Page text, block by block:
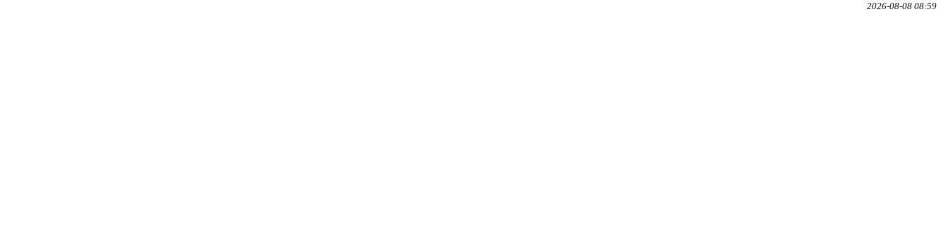
2026-08-08 08:59